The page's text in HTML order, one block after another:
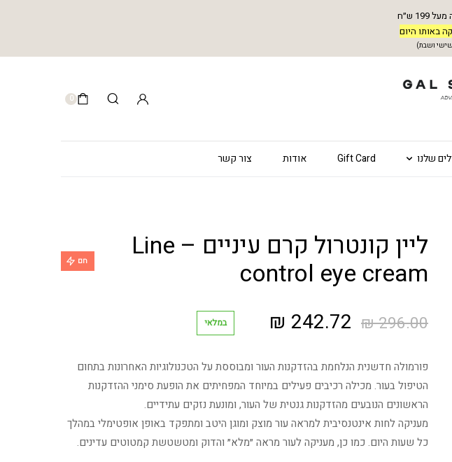
ש״ח
ושבת)
0
שלנו Gift Card אודות צור קשר
ליין קונטרול קרם עיניים – Line
control eye cream
חם
296.00
₪ המחיר
המקורי
היה:
296.00 ₪.
242.72
₪ המחיר
הנוכחי
הוא:
242.72 ₪.
במלאי
פורמולה חדשנית הנלחמת בהזדקנות העור ומבוססת על הטכנולוגיות האחרונות בתחום
הטיפול בעור. מכילה רכיבים פעילים במיוחד המפחיתים את הופעת סימני ההזדקנות
הראשונים הנובעים מהזדקנות גנטית של העור, ומונעת נזקים עתידיים.
מעניקה לחות אינטנסיבית למראה עור מוצק ומוגן היטב ומתפקד באופן אופטימלי במהלך
כל שעות היום. כמו כן, מעניקה לעור מראה ״מלא״ והדוק ומטשטשת קמטוטים עדינים.